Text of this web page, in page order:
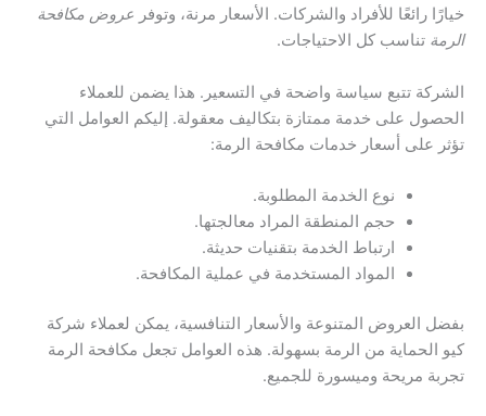
خيارًا رائعًا للأفراد والشركات. الأسعار مرنة، وتوفر عروض مكافحة
الرمة تناسب كل الاحتياجات.
الشركة تتبع سياسة واضحة في التسعير. هذا يضمن للعملاء
الحصول على خدمة ممتازة بتكاليف معقولة. إليكم العوامل التي
تؤثر على أسعار خدمات مكافحة الرمة:
نوع الخدمة المطلوبة.
حجم المنطقة المراد معالجتها.
ارتباط الخدمة بتقنيات حديثة.
المواد المستخدمة في عملية المكافحة.
بفضل العروض المتنوعة والأسعار التنافسية، يمكن لعملاء شركة
كيو الحماية من الرمة بسهولة. هذه العوامل تجعل مكافحة الرمة
تجربة مريحة وميسورة للجميع.